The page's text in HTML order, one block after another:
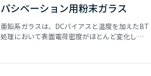
パシベーション用粉末ガラス
亜鉛系ガラスは、DCバイアスと温度を加えたBT
処理において表面電荷密度がほとんど変化しな
ルメッキで電極を形成するトランジスター、サ